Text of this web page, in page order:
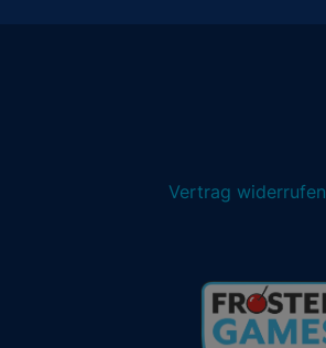
Vertrag widerrufen